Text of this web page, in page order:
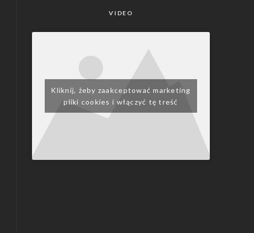
VIDEO
Kliknij, żeby zaakceptować marketing
pliki cookies i włączyć tę treść